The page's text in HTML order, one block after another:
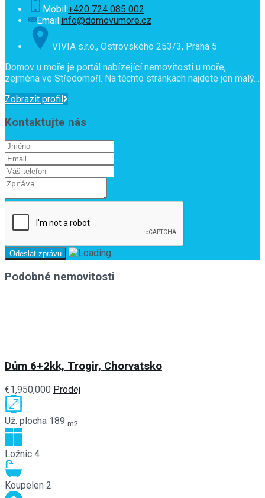
Mobil:+420 724 085 002
Email:info@domovumore.cz
VIVIA s.r.o., Ostrovského 253/3, Praha 5
Domov u moře je portál nabízející nemovitosti u moře,
zejména ve Středomoří. Na těchto stránkách najdete jen malý…
Zobrazit profil
Kontaktujte nás
Podobné nemovitosti
Dům 6+2kk, Trogir, Chorvatsko
€1,950,000 Prodej
Už. plocha 189 m2
Ložnic 4
Koupelen 2